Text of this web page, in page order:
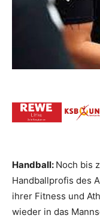
Handball: Noch bis
Handballprofis des
ihrer Fitness und
wieder in das